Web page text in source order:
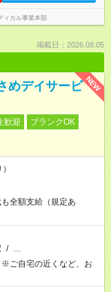
カル事業本部
掲載日：2026.08.05
NEW
めデイサービ
歓迎
ブランクOK
全額支給（規定あ
/ …
ご自宅の近くなど、お